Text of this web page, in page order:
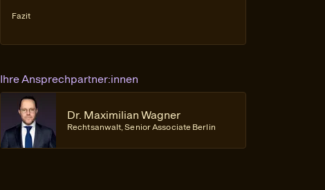
Fazit
Ihre Ansprechpartner:innen
Dr. Maximilian Wagner
Rechtsanwalt, Senior Associate Berlin